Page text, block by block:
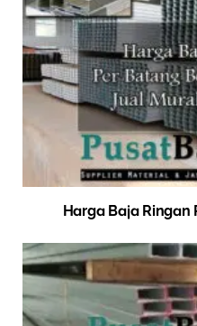
Harga Baja Ringan